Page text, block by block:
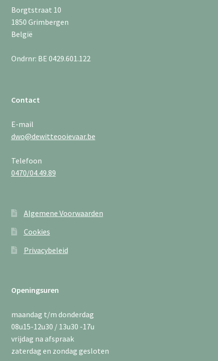
Borgtstraat 10
1850 Grimbergen
België
Ondrnr: BE 0429.601.122
Contact
E-mail
dwo@dewitteooievaar.be
Telefoon
0470/04.49.89
Algemene Voorwaarden
Cookies
Privacybeleid
Openingsuren
maandag t/m donderdag
08u15-12u30 / 13u30 -17u
vrijdag na afspraak
zaterdag en zondag gesloten